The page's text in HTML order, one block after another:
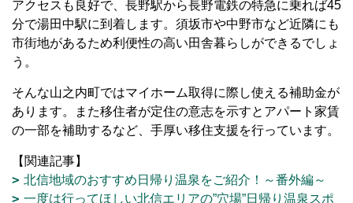
アクセスも良好で、長野駅から長野電鉄の特急に乗れば45
分で湯田中駅に到着します。須坂市や中野市など近隣にも
市街地があるため利便性の高い田舎暮らしができるでしょ
う。
そんな山之内町ではマイホーム取得に際し使える補助金が
あります。また移住者が定住の意志を示すとアパート家賃
の一部を補助するなど、手厚い移住支援を行っています。
【関連記事】
北信地域のおすすめ日帰り温泉をご紹介！～番外編～
一度は行ってほしい北信エリアの”穴場”日帰り温泉スポ